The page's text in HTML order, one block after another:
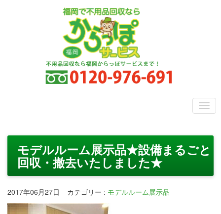
モデルルーム展示品★設備まるごと
回収・撤去いたしました★
2017年06月27日 カテゴリー : モデルルーム展示品